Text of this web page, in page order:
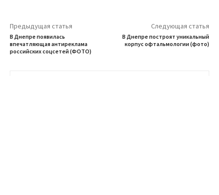
Предыдущая статья
В Днепре появилась
впечатляющая антиреклама
российских соцсетей (ФОТО)
Следующая статья
В Днепре построят уникальный
корпус офтальмологии (фото)